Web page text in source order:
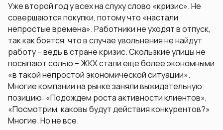
Уже второй год у всех на слуху слово «кризис». Не
совершаются покупки, потому что «настали
непростые времена». Работники не уходят в отпуск,
так как боятся, что в случае увольнения не найдут
работу – ведь в стране кризис. Скользкие улицы не
посыпают солью – ЖКХ стали еще более экономными
«в такой непростой экономической ситуации».
Многие компании на рынке заняли выжидательную
позицию: «Подождем роста активности клиентов»,
«Посмотрим, каковы будут действия конкурентов?»
Многие. Но не все.